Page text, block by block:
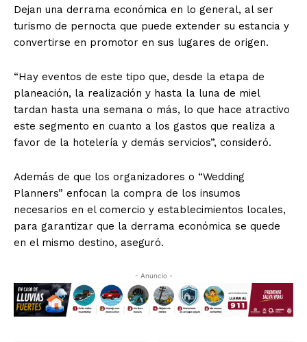
Dejan una derrama económica en lo general, al ser
turismo de pernocta que puede extender su estancia y
convertirse en promotor en sus lugares de origen.
“Hay eventos de este tipo que, desde la etapa de
planeación, la realización y hasta la luna de miel
tardan hasta una semana o más, lo que hace atractivo
este segmento en cuanto a los gastos que realiza a
favor de la hotelería y demás servicios”, consideró.
Además de que los organizadores o “Wedding
Planners” enfocan la compra de los insumos
necesarios en el comercio y establecimientos locales,
para garantizar que la derrama económica se quede
en el mismo destino, aseguró.
- Anuncio -